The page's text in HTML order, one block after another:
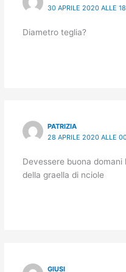
30 APRILE 2020 ALLE
Diametro teglia?
PATRIZIA
28 APRILE 2020 ALLE
Devessere buona
della graella di nciole
GIUSI